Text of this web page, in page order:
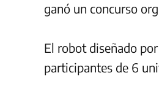
ganó un concurso
El robot diseñado por
participantes de 6